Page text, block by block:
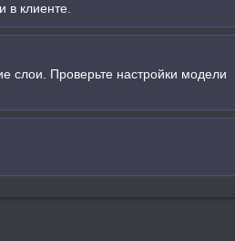
в клиенте.
слои. Проверьте настройки модели